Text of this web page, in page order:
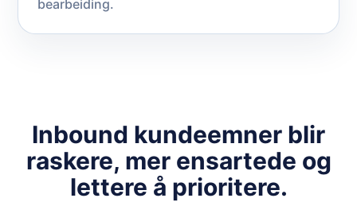
bearbeiding.
Inbound kundeemner blir
raskere, mer ensartede og
lettere å prioritere.